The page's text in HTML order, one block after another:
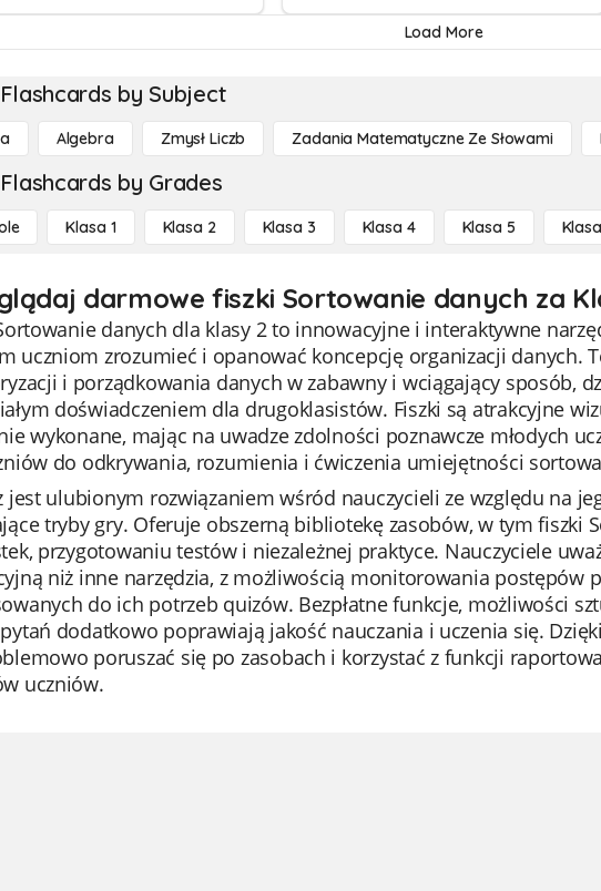
Load More
by Subject
Algebra Zmysł Liczb Zadania Matematyczne Ze Słowami
by Grades
Klasa 1 Klasa 2 Klasa 3 Klasa 4 Klasa 5
darmowe fiszki Sortowanie danych za
danych dla klasy 2 to innowacyjne i interaktywne
uczniom zrozumieć i opanować koncepcję organizacji danych.
i porządkowania danych w zabawny i wciągający sposób,
doświadczeniem dla drugoklasistów. Fiszki są atrakcyjne
wykonane, mając na uwadze zdolności poznawcze młodych
do odkrywania, rozumienia i ćwiczenia umiejętności
jest ulubionym rozwiązaniem wśród nauczycieli ze względu na
tryby gry. Oferuje obszerną bibliotekę zasobów, w tym fiszki
przygotowaniu testów i niezależnej praktyce. Nauczyciele
niż inne narzędzia, z możliwością monitorowania postępów
do ich potrzeb quizów. Bezpłatne funkcje, możliwości
dodatkowo poprawiają jakość nauczania i uczenia się.
poruszać się po zasobach i korzystać z funkcji
uczniów.